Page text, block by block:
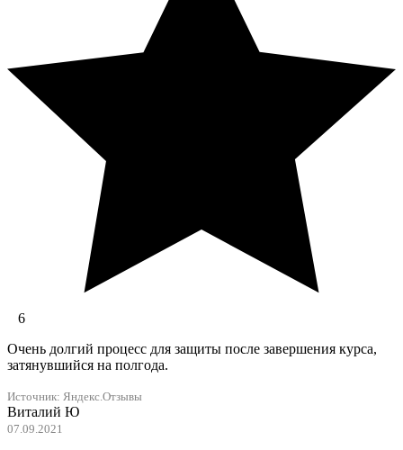
6
Очень долгий процесс для защиты после завершения курса,
затянувшийся на полгода.
Источник: Яндекс.Отзывы
Виталий Ю
07.09.2021